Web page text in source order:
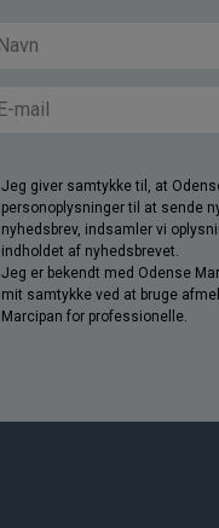
Jeg giver samtykke til, at
personoplysninger til at sende
nyhedsbrev, indsamler vi
indholdet af nyhedsbrevet.
Jeg er bekendt med Odense
mit samtykke ved at bruge
Marcipan for professionelle.